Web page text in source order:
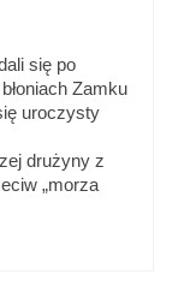
się po
Zamku
uroczysty
drużyny z
„morza